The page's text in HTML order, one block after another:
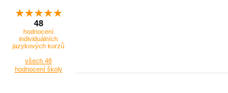
48
hodnocení
individuálních
jazykových kurzů
všech 48
hodnocení školy